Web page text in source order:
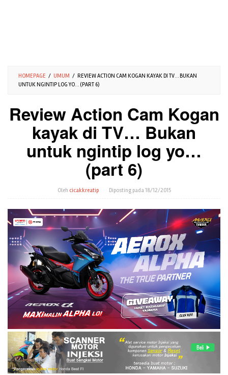
HOMEPAGE / UMUM / REVIEW ACTION CAM KOGAN KAYAK DI TV… BUKAN
UNTUK NGINTIP LOG YO… (PART 6)
Review Action Cam Kogan
kayak di TV… Bukan
untuk ngintip log yo…
(part 6)
Oleh cicakkreatip Diposting pada18/12/2015